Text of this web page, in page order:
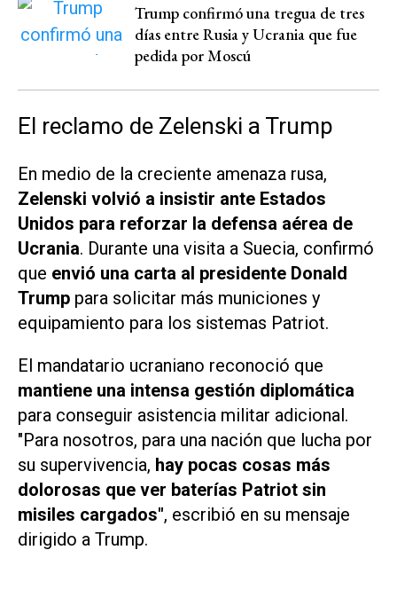
Trump confirmó una tregua de tres
días entre Rusia y Ucrania que fue
pedida por Moscú
El reclamo de Zelenski a Trump
En medio de la creciente amenaza rusa,
Zelenski volvió a insistir ante Estados
Unidos para reforzar la defensa aérea de
Ucrania. Durante una visita a Suecia, confirmó
que envió una carta al presidente Donald
Trump para solicitar más municiones y
equipamiento para los sistemas Patriot.
El mandatario ucraniano reconoció que
mantiene una intensa gestión diplomática
para conseguir asistencia militar adicional.
"Para nosotros, para una nación que lucha por
su supervivencia, hay pocas cosas más
dolorosas que ver baterías Patriot sin
misiles cargados", escribió en su mensaje
dirigido a Trump.